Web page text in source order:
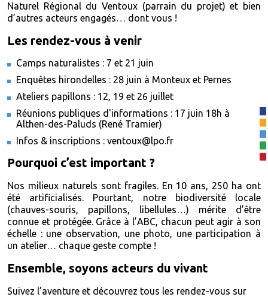
Naturel Régional du Ventoux (parrain du projet) et bien
d’autres acteurs engagés… dont vous !
Les rendez-vous à venir
Camps naturalistes : 7 et 21 juin
Enquêtes hirondelles : 28 juin à Monteux et Pernes
Ateliers papillons : 12, 19 et 26 juillet
Réunions publiques d'informations : 17 juin 18h à
Althen-des-Paluds (René Tramier)
Infos & inscriptions : ventoux@lpo.fr
Pourquoi c’est important ?
Nos milieux naturels sont fragiles. En 10 ans, 250 ha ont
été artificialisés. Pourtant, notre biodiversité locale
(chauves-souris, papillons, libellules…) mérite d’être
connue et protégée. Grâce à l’ABC, chacun peut agir à son
échelle : une observation, une photo, une participation à
un atelier… chaque geste compte !
Ensemble, soyons acteurs du vivant
Suivez l’aventure et découvrez tous les rendez-vous sur